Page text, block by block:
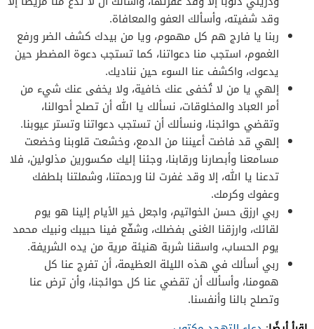
وقد شفيته، وأسألك العفو والمعافاة.
ربنا يا فارج هم كل مهموم، ويا من بيدك كشف الضر ورفع
الغموم، استجب منا دعواتنا، كما تستجب دعوة المضطر حين
يدعوك، واكشف عنا السوء حين نناديك.
إلهي يا من لا تُخفى عنك خافية، ولا يخفى عنك شيء من
أمر العباد والمخلوقات، نسألك يا الله أن تصلح أحوالنا،
وتقضي حوائجنا، ونسألك أن تستجب دعواتنا وتستر عيوبنا.
إلهي قد فاضت أعيننا من الدمع، وخشعت قلوبنا وخضعت
مسامعنا وأبصارنا ورقابنا، وجئنا إليك مكسورين مذلولين، فلا
تدعنا يا الله، إلا وقد غفرت لنا ورحمتنا، وشملتنا بلطفك
وعفوك وكرمك.
ربي ارزق حسن الخواتيم، واجعل خير الأيام إلينا هو يوم
لقائك، وارزقنا الغنى بفضلك، وشفّع فينا حبيبك ونبيك محمد
يوم الحساب، واسقنا شربة هنيئة مرية من يده الشريفة.
ربي أسألك في هذه الليلة العظيمة، أن تفرج عنا كل
همومنا، وأسألك أن تقضي عنا كل حوائجنا، وأن ترض عنا
وتصلح بالنا وأنفسنا.